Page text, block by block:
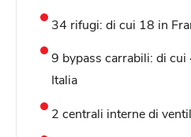
34 rifugi: di cui 18 in
9 bypass carrabili: di cui
Italia
2 centrali interne di